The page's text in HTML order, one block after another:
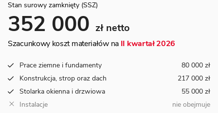
Stan surowy zamknięty (SSZ)
352 000 zł netto
Szacunkowy koszt materiałów na II kwartał 2026
Prace ziemne i fundamenty
80 000 zł
Konstrukcja, strop oraz dach
217 000 zł
Stolarka okienna i drzwiowa
55 000 zł
Instalacje
nie obejmuje